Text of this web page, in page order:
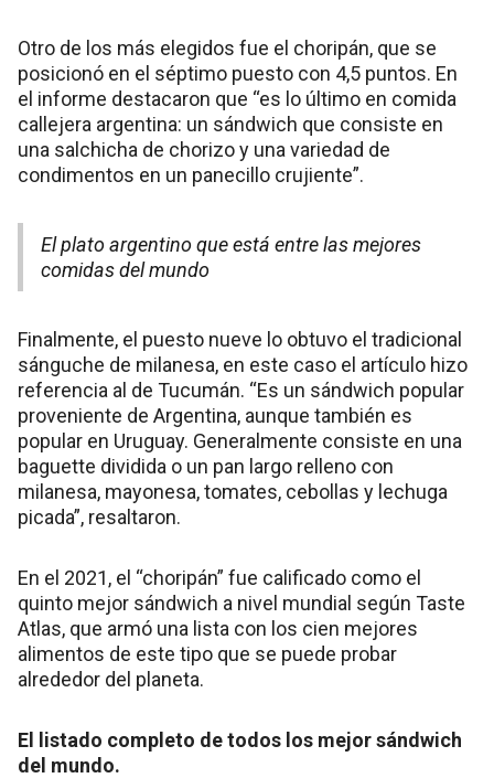
Otro de los más elegidos fue el choripán, que se
posicionó en el séptimo puesto con 4,5 puntos. En
el informe destacaron que “es lo último en comida
callejera argentina: un sándwich que consiste en
una salchicha de chorizo y una variedad de
condimentos en un panecillo crujiente”.
El plato argentino que está entre las mejores
comidas del mundo
Finalmente, el puesto nueve lo obtuvo el tradicional
sánguche de milanesa, en este caso el artículo hizo
referencia al de Tucumán. “Es un sándwich popular
proveniente de Argentina, aunque también es
popular en Uruguay. Generalmente consiste en una
baguette dividida o un pan largo relleno con
milanesa, mayonesa, tomates, cebollas y lechuga
picada”, resaltaron.
En el 2021, el “choripán” fue calificado como el
quinto mejor sándwich a nivel mundial según Taste
Atlas, que armó una lista con los cien mejores
alimentos de este tipo que se puede probar
alrededor del planeta.
El listado completo de todos los mejor sándwich
del mundo.